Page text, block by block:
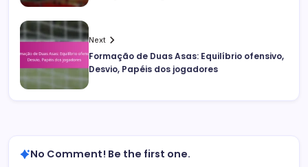
Next
Formação de Duas Asas: Equilíbrio ofensivo,
Desvio, Papéis dos jogadores
No Comment! Be the first one.